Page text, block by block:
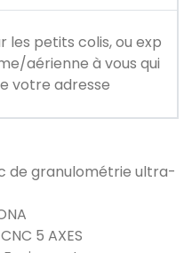
les petits colis, ou exp
aérienne à vous qui
votre adresse
de granulométrie ultra-
5 AXES